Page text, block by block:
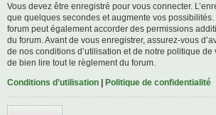
Vous devez être enregistré pour vous connecter.
que quelques secondes et augmente vos possibilités.
forum peut également accorder des permissions
du forum. Avant de vous enregistrer, assurez-vous
de nos conditions d’utilisation et de notre politique de
de bien lire tout le règlement du forum.
Conditions d’utilisation | Politique de confidentialité